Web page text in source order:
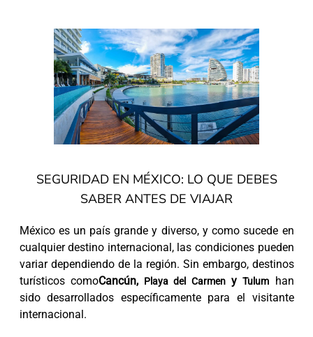
SEGURIDAD EN MÉXICO: LO QUE DEBES
SABER ANTES DE VIAJAR
México es un país grande y diverso, y como sucede en
cualquier destino internacional, las condiciones pueden
variar dependiendo de la región. Sin embargo, destinos
turísticos comoCancún, Playa del CarmenyTulum
han
sido desarrollados específicamente para el visitante
internacional.